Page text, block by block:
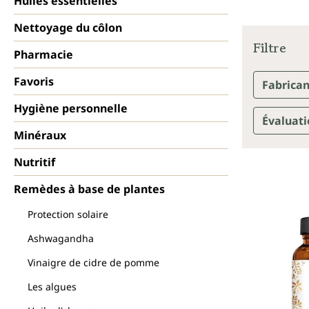
Nettoyage du côlon
Pharmacie
Favoris
Hygiène personnelle
Minéraux
Nutritif
Remèdes à base de plantes
Protection solaire
Ashwagandha
Vinaigre de cidre de pomme
Les algues
Filtre